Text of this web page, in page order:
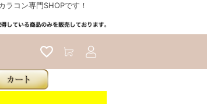
コン専門SHOPです！